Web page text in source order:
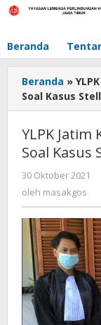
Lewati
Beranda
Beranda »
Soal Kasus
YLPK Jatim
Soal Kasus
30 Oktober 2021
oleh masakgos